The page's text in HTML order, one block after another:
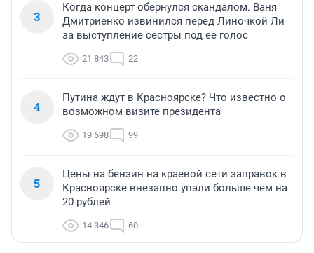
3
Когда концерт обернулся скандалом. Ваня
Дмитриенко извинился перед Линочкой Ли
за выступление сестры под ее голос
21 843 22
4
Путина ждут в Красноярске? Что известно о
возможном визите президента
19 698 99
5
Цены на бензин на краевой сети заправок в
Красноярске внезапно упали больше чем на
20 рублей
14 346 60